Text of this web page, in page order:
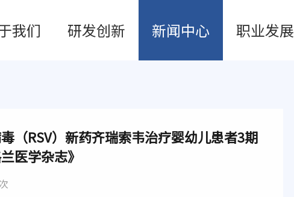
我们 研发创新 新闻中心 职业发展
（RSV）新药齐瑞索韦治疗婴幼儿患者3期
医学杂志》